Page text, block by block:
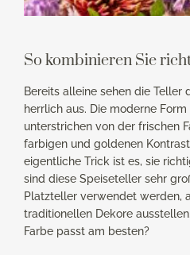
So kombinieren Sie
Bereits alleine sehen die Teller
herrlich aus. Die moderne
unterstrichen von der frischen
farbigen und goldenen
eigentliche Trick ist es, sie
sind diese Speiseteller sehr
Platzteller verwendet werden,
traditionellen Dekore
Farbe passt am besten?